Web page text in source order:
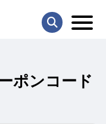
ポンコード